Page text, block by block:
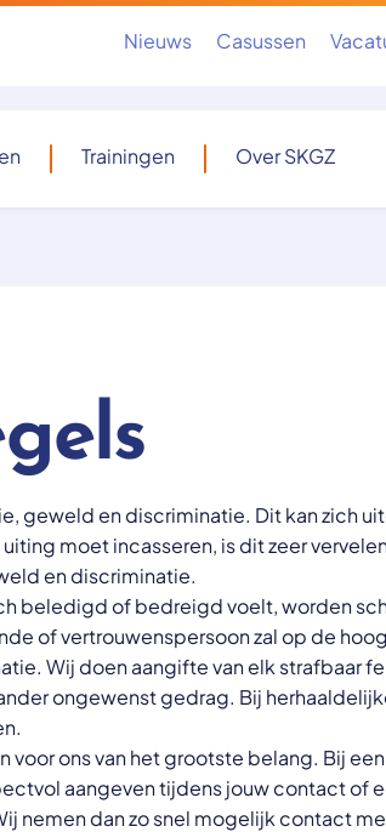
Nieuws Casussen
Trainingen Over SKGZ
geweld en discriminatie. Dit kan zich
moet incasseren, is dit zeer
en discriminatie.
beledigd of bedreigd voelt, worden
of vertrouwenspersoon zal op de
Wij doen aangifte van elk strafbaar
ongewenst gedrag. Bij
voor ons van het grootste belang. Bij
aangeven tijdens jouw contact of
nemen dan zo snel mogelijk contact